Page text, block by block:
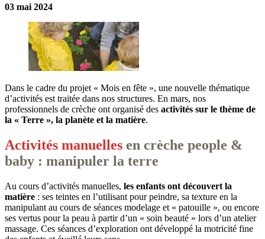
03 mai 2024
Dans le cadre du projet « Mois en fête », une nouvelle thématique
d’activités est traitée dans nos structures. En mars, nos
professionnels de crèche ont organisé des activités sur le thème de
la « Terre », la planète et la matière.
Activités manuelles en crèche people &
baby : manipuler la terre
Au cours d’activités manuelles, les enfants ont découvert la
matière : ses teintes en l’utilisant pour peindre, sa texture en la
manipulant au cours de séances modelage et « patouille », ou encore
ses vertus pour la peau à partir d’un « soin beauté » lors d’un atelier
massage. Ces séances d’exploration ont développé la motricité fine